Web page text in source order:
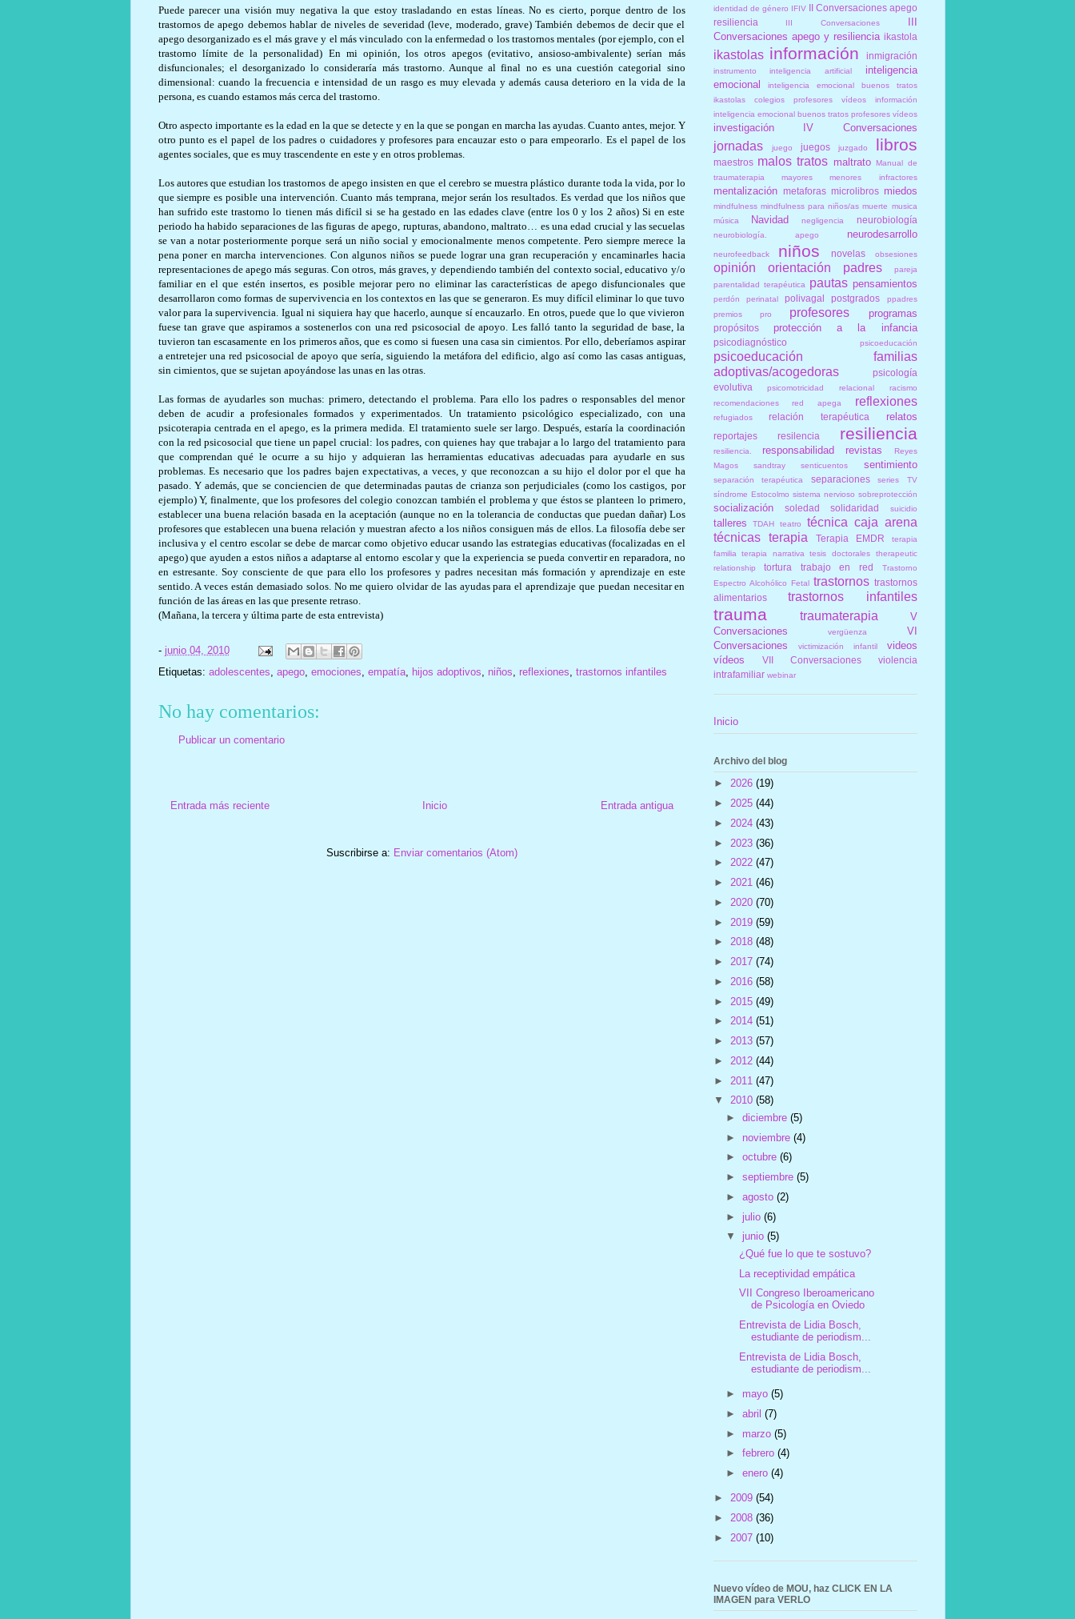
Puede parecer una visión muy negativa la que estoy trasladando en estas líneas. No es cierto, porque dentro de los
trastornos de apego debemos hablar de niveles de severidad (leve, moderado, grave) También debemos de decir que el
apego desorganizado es el más grave y el más vinculado con la enfermedad o los trastornos mentales (por ejemplo, con el
trastorno límite de la personalidad) En mi opinión, los otros apegos (evitativo, ansioso-ambivalente) serían más
disfuncionales; el desorganizado lo consideraría más trastorno. Aunque al final no es una cuestión categorial sino
dimensional: cuando la frecuencia e intensidad de un rasgo es muy elevada y además causa deterioro en la vida de la
persona, es cuando estamos más cerca del trastorno.
Otro aspecto importante es la edad en la que se detecte y en la que se pongan en marcha las ayudas. Cuanto antes, mejor. Y
otro punto es el papel de los padres o cuidadores y profesores para encauzar esto o para empeorarlo. Es el papel de los
agentes sociales, que es muy trascendente en este y en otros problemas.
Los autores que estudian los trastornos de apego insisten en que el cerebro se muestra plástico durante toda la vida, por lo
que siempre es posible una intervención. Cuanto más temprana, mejor serán los resultados. Es verdad que los niños que
han sufrido este trastorno lo tienen más difícil si se ha gestado en las edades clave (entre los 0 y los 2 años) Si en este
periodo ha habido separaciones de las figuras de apego, rupturas, abandono, maltrato… es una edad crucial y las secuelas
se van a notar posteriormente porque será un niño social y emocionalmente menos competente. Pero siempre merece la
pena poner en marcha intervenciones. Con algunos niños se puede lograr una gran recuperación y encaminarles hacia
representaciones de apego más seguras. Con otros, más graves, y dependiendo también del contexto social, educativo y/o
familiar en el que estén insertos, es posible mejorar pero no eliminar las características de apego disfuncionales que
desarrollaron como formas de supervivencia en los contextos en las que se generaron. Es muy difícil eliminar lo que tuvo
valor para la supervivencia. Igual ni siquiera hay que hacerlo, aunque sí encauzarlo. En otros, puede que lo que vivieron
fuese tan grave que aspiramos a sostenerlos con una red psicosocial de apoyo. Les falló tanto la seguridad de base, la
tuvieron tan escasamente en los primeros años, que es como si fuesen una casa sin cimientos. Por ello, deberíamos aspirar
a entretejer una red psicosocial de apoyo que sería, siguiendo la metáfora del edificio, algo así como las casas antiguas,
sin cimientos, que se sujetan apoyándose las unas en las otras.
Las formas de ayudarles son muchas: primero, detectando el problema. Para ello los padres o responsables del menor
deben de acudir a profesionales formados y experimentados. Un tratamiento psicológico especializado, con una
psicoterapia centrada en el apego, es la primera medida. El tratamiento suele ser largo. Después, estaría la coordinación
con la red psicosocial que tiene un papel crucial: los padres, con quienes hay que trabajar a lo largo del tratamiento para
que comprendan qué le ocurre a su hijo y adquieran las herramientas educativas adecuadas para ayudarle en sus
problemas. Es necesario que los padres bajen expectativas, a veces, y que reconozcan a su hijo el dolor por el que ha
pasado. Y además, que se conciencien de que determinadas pautas de crianza son perjudiciales (como los castigos, por
ejemplo) Y, finalmente, que los profesores del colegio conozcan también el problema y que éstos se planteen lo primero,
establecer una buena relación basada en la aceptación (aunque no en la tolerancia de conductas que puedan dañar) Los
profesores que establecen una buena relación y muestran afecto a los niños consiguen más de ellos. La filosofía debe ser
inclusiva y el centro escolar se debe de marcar como objetivo educar usando las estrategias educativas (focalizadas en el
apego) que ayuden a estos niños a adaptarse al entorno escolar y que la experiencia se pueda convertir en reparadora, no
en estresante. Soy consciente de que para ello los profesores y padres necesitan más formación y aprendizaje en este
sentido. A veces están demasiado solos. No me quiero olvidar de las ayudas para el aprendizaje que puedan necesitar en
función de las áreas en las que presente retraso.
(Mañana, la tercera y última parte de esta entrevista)
- junio 04, 2010
Etiquetas: adolescentes apego, emociones empatía, hijos adoptivos niños reflexiones trastornos infantiles
No hay comentarios:
Publicar un comentario
Entrada más reciente Entrada antigua
Inicio
Suscribirse a: Enviar comentarios (Atom)
identidad de género IFIV II Conversaciones apego
resiliencia
III Conversaciones
III
Conversaciones apego y resiliencia ikastola
ikastolas información inmigración
instrumento inteligencia artificial
inteligencia
emocional
inteligencia emocional buenos tratos
ikastolas colegios profesores vídeos información
inteligencia emocional buenos tratos profesores vídeos
investigación IV Conversaciones
jornadas juego juegos juzgado libros
maestros malos tratos maltrato Manual de
traumaterapia
mayores menores infractores
mentalización metaforas microlibros miedos
mindfulness mindfulness para niños/as muerte musica
música
Navidad negligencia neurobiología
neurobiología. apego neurodesarrollo
neurofeedback niños novelas obsesiones
opinión orientación padres
pareja
parentalidad terapéutica
pautas pensamientos
perdón perinatal polivagal postgrados
ppadres
premios
pro profesores programas
propósitos protección a la infancia
psicodiagnóstico psicoeducación
psicoeducación familias
adoptivas/acogedoras
psicología
evolutiva
psicomotricidad relacional
racismo
recomendaciones
red apega reflexiones
refugiados relación terapéutica relatos
reportajes resilencia resiliencia
resiliencia. responsabilidad revistas
Reyes
Magos
sandtray senticuentos sentimiento
separación terapéutica separaciones
series TV
síndrome Estocolmo sistema nervioso sobreprotección
socialización soledad solidaridad suicidio
talleres TDAH teatro
técnica caja arena
técnicas
terapia Terapia EMDR
terapia
familia
terapia narrativa tesis doctorales
therapeutic
relationship
tortura trabajo en red
Trastorno
Espectro Alcohólico Fetal trastornos trastornos
alimentarios
trastornos infantiles
trauma traumaterapia
V
Conversaciones
vergüenza
VI
Conversaciones
victimización infantil
videos
vídeos
VII Conversaciones
violencia
intrafamiliar webinar
Inicio
Archivo del blog
► 2026 (19)
► 2025 (44)
► 2024 (43)
► 2023 (36)
► 2022 (47)
► 2021 (46)
► 2020 (70)
► 2019 (59)
► 2018 (48)
► 2017 (74)
► 2016 (58)
► 2015 (49)
► 2014 (51)
► 2013 (57)
► 2012 (44)
► 2011 (47)
▼ 2010 (58)
►diciembre(5)
► noviembre(4)
►octubre(6)
►septiembre(5)
►agosto(2)
►julio(6)
▼junio(5)
¿Qué fue lo que te sostuvo?
La receptividad empática
VII Congreso Iberoamericano
de Psicología en Oviedo
Entrevista de Lidia Bosch,
estudiante de periodism...
Entrevista de Lidia Bosch,
estudiante de periodism...
► mayo(5)
►abril(7)
► marzo(5)
►febrero(4)
►enero(4)
► 2009 (54)
► 2008 (36)
► 2007 (10)
Nuevo vídeo de MOU, haz CLICK EN LA
IMAGEN para VERLO